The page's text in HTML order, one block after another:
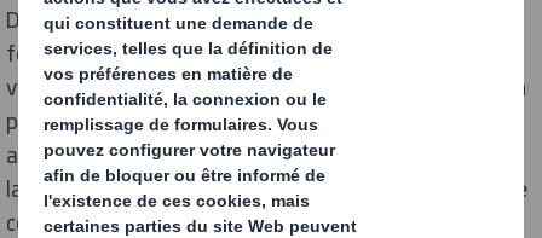
De la mise en place d’unprojet de mécanisation
fourniture depièces de rechangeet maintenance de
vos équipements, nos équipes sont à votre disposition
pour vous offrir un service de qualité au quotidien,
apporter le maximum de valeur ajoutée et contribuer à
la performance de vos emballages et de vos ateliers de
conditionnement.